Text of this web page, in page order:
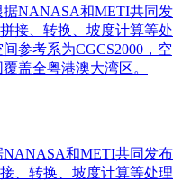
NANASA和METI共同发
接、转换、坡度计算等处
参考系为CGCS2000，空
盖全粤港澳大湾区。
和METI共同发布
、转换、坡度计算等处理